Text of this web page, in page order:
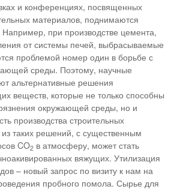
и конференциях, посвященных
материалов, поднимаются
при производстве цемента,
от системы печей, выбрасываемые
проблемой номер один в борьбе с
среды. Поэтому, научные
альтернативные решения
веществ, которые не только способны
окружающей среды, но и
производства строительных
таких решений, с существенным
CO2 в атмосферу, может стать
вяжущих. Утилизация
– новый запрос по визиту к нам на
пробного помола. Сырье для